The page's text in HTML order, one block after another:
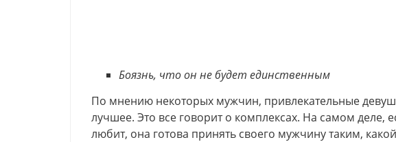
Боязнь, что он не будет единственным
По мнению некоторых мужчин, привлекательные
лучшее. Это все говорит о комплексах. На самом деле,
любит, она готова принять своего мужчину таким,